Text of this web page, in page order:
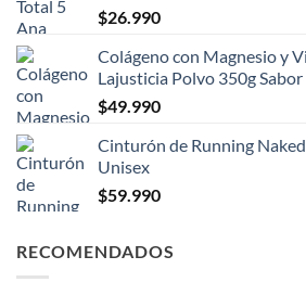
$26.990
Colágeno con Magnesio y
Lajusticia Polvo 350g Sabor
$49.990
Cinturón de Running
Unisex
$59.990
RECOMENDADOS